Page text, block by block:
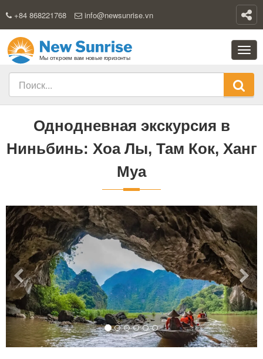
+84 868221768 info@newsunrise.vn
Однодневная экскурсия в
Ниньбинь: Хоа Лы, Там Кок, Ханг
Муа